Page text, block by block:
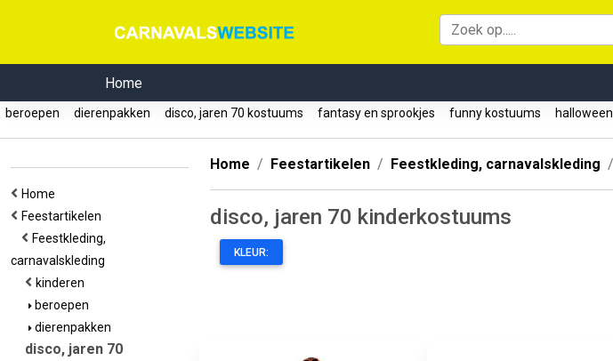
Home
beroepen dierenpakken disco, jaren 70 kostuums fantasy en sprookjes funny kostuums halloween
Home
Feestartikelen
Feestkleding,
carnavalskleding
kinderen
beroepen
dierenpakken
disco, jaren 70
Home Feestartikelen Feestkleding, carnavalskleding
disco, jaren 70 kinderkostuums
KLEUR: